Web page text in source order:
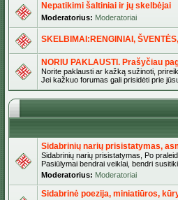
Nepatikimi šaltiniai ir jų skelbėjai
Moderatorius: Moderatoriai
SKELBIMAI:RENGINIAI,
NORIU PAKLAUSTI. Prašyčiau
Norite paklausti ar kažką sužinoti,
Jei kažkuo forumas gali prisidėti prie
Sidabrinių narių prisistatymas,
Sidabrinių narių prisistatymas, Po
Pasiūlymai bendrai veiklai, bendri
Moderatorius: Moderatoriai
Sidabrinė poezija, miniatiūros,